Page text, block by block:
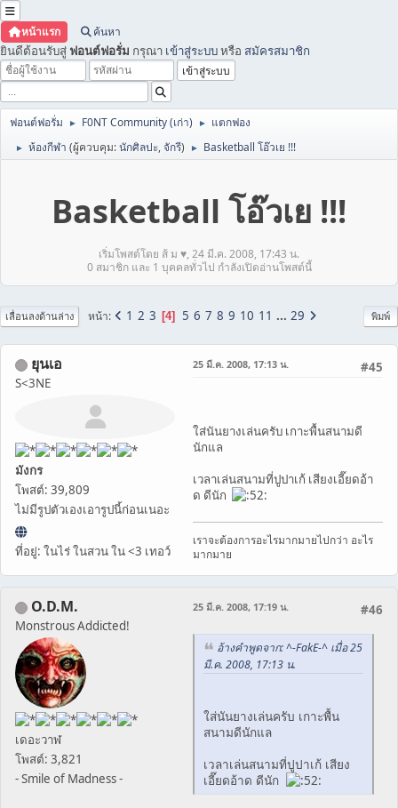
หน้าแรก ค้นหา
ยินดีต้อนรับสู่ ฟอนต์ฟอรั่ม กรุณา เข้าสู่ระบบหรือ สมัครสมาชิก
ฟอนต์ฟอรั่ม ► F0NT Community (เก่า) ► แตกฟอง
► ห้องกีฬา (ผู้ควบคุม:นักศิลปะ,จักรี) ► Basketball โอ๊วเย !!!
Basketball โอ๊วเย !!!
เริ่มโพสต์โดย ส้ ม ♥, 24 มี.ค. 2008, 17:43 น.
0 สมาชิก และ 1 บุคคลทั่วไป กำลังเปิดอ่านโพสต์นี้
พิมพ์
เลื่อนลงด้านล่าง หน้า 1 2 3 4 5 6 7 8 9 10 11 ... 29
ยุนเอ
S<3NE
มังกร
โพสต์: 39,809
ไม่มีรูปตัวเองเอารูปนี้ก่อนเนอะ
ที่อยู่: ในไร่ ในสวน ใน <3 เทอว์
#45
25 มี.ค. 2008, 17:13 น.
ใส่นันยางเล่นครับ เกาะพื้นสนามดี
นักแล
เวลาเล่นสนามที่ปูปาเก้ เสียงเอี๊ยดอ้า
ด ดีนัก
เราจะต้องการอะไรมากมายไปกว่า อะไร
มากมาย
O.D.M.
Monstrous Addicted!
เดอะวาฬ
โพสต์: 3,821
- Smile of Madness -
#46
25 มี.ค. 2008, 17:19 น.
อ้างคำพูดจาก: ^-FakE-^ เมื่อ 25
มี.ค. 2008, 17:13 น.
ใส่นันยางเล่นครับ เกาะพื้น
สนามดีนักแล
เวลาเล่นสนามที่ปูปาเก้ เสียง
เอี๊ยดอ้าด ดีนัก